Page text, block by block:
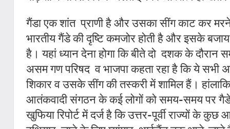
गैंडा एक शांत प्राणी है और उसका सींग काट कर
भारतीय गैंडे की दृष्टि कमजोर होती है और इसके
है।यहां ध्यान देना होगा कि बीते दो दशक के दौरान
असम गण परिषद व भाजपा कहता रहा है कि ये सभी
शिकार व उसके सींग की तस्करी में शामिल हैं। हांलाकि
आतंकवादी संगठन के कई लोगों को समय-समय पर
खुफिया रिपोर्ट में दर्ज है कि उत्तर-पूर्वी राज्यों